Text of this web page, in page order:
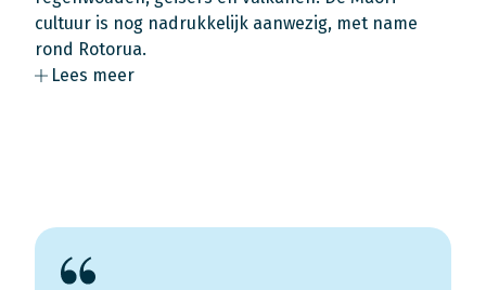
cultuur is nog nadrukkelijk aanwezig, met name
rond Rotorua.
Lees meer